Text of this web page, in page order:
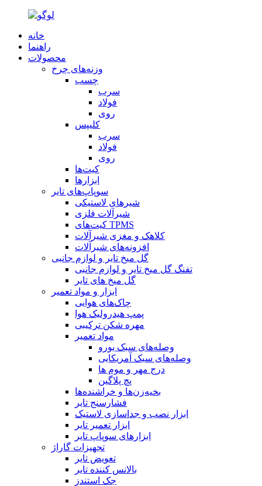
خانه
راهنما
محصولات
وزنه‌های چرخ
چسب
سرب
فولاد
روی
کلیپس
سرب
فولاد
روی
کیت‌ها
ابزارها
سوپاپ‌های تایر
شیرهای لاستیکی
شیرآلات فلزی
کیت‌های TPMS
کلاهک و مغزی شیرآلات
افزونه‌های شیرآلات
گل میخ تایر و لوازم جانبی
تفنگ گل میخ تایر و لوازم جانبی
گل میخ های تایر
ابزار و مواد تعمیر
چاک‌های هوایی
پمپ هیدرولیک هوا
مهره شکن ترکیبی
مواد تعمیر
وصله‌های سبک یورو
وصله‌های سبک آمریکایی
درج مهر و موم ها
پچ پلاگین
بخیه‌زن‌ها و خراشنده‌ها
فشارسنج تایر
ابزار نصب و جداسازی لاستیک
ابزار تعمیر تایر
ابزارهای سوپاپ تایر
تجهیزات گاراژ
تعویض تایر
بالانس کننده تایر
جک استندز